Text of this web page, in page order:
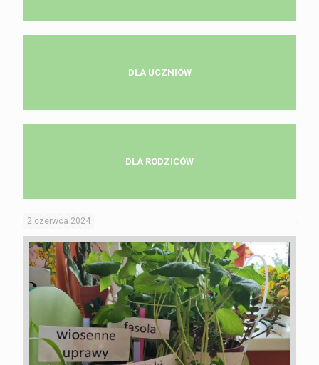
DLA UCZNIÓW
DLA RODZICÓW
2 czerwca 2024